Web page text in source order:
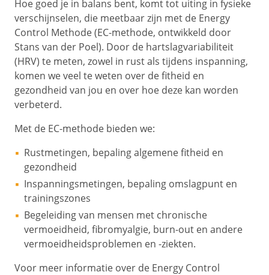
Hoe goed je in balans bent, komt tot uiting in fysieke
verschijnselen, die meetbaar zijn met de Energy
Control Methode (EC-methode, ontwikkeld door
Stans van der Poel). Door de hartslagvariabiliteit
(HRV) te meten, zowel in rust als tijdens inspanning,
komen we veel te weten over de fitheid en
gezondheid van jou en over hoe deze kan worden
verbeterd.
Met de EC-methode bieden we:
Rustmetingen, bepaling algemene fitheid en
gezondheid
Inspanningsmetingen, bepaling omslagpunt en
trainingszones
Begeleiding van mensen met chronische
vermoeidheid, fibromyalgie, burn-out en andere
vermoeidheidsproblemen en -ziekten.
Voor meer informatie over de Energy Control